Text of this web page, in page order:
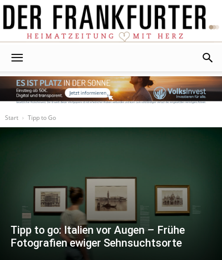
Start
Tipp to Go
Tipp to go: Italien vor Augen – Frühe
Fotografien ewiger Sehnsuchtsorte